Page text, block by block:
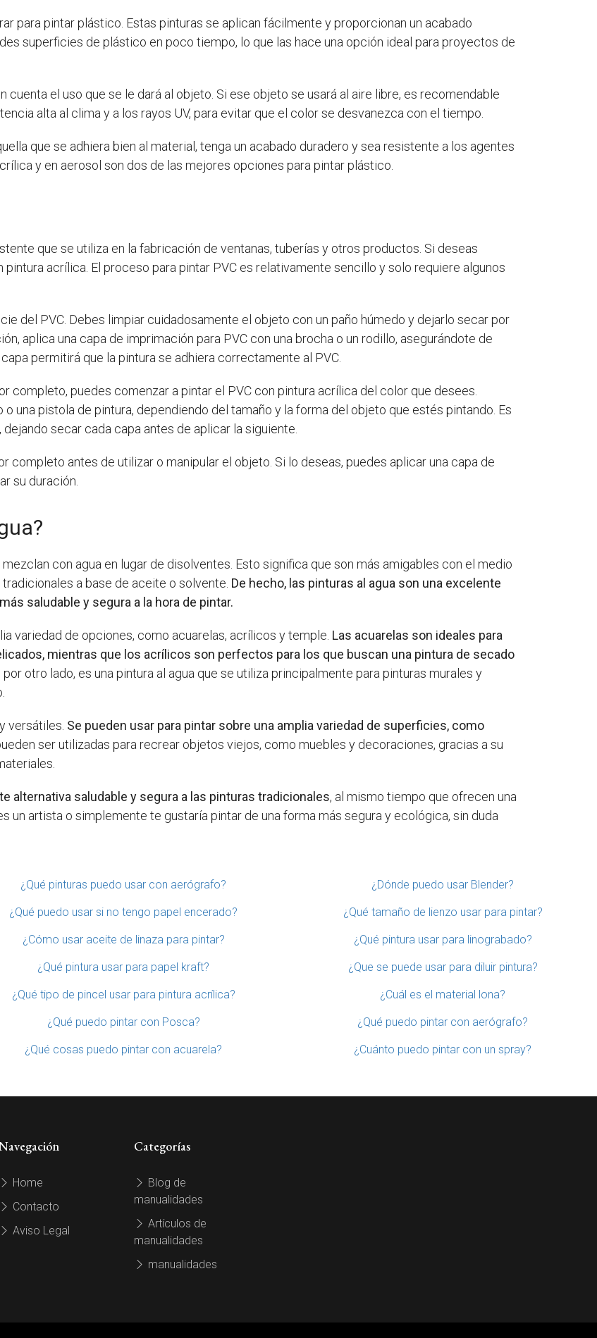
para pintar plástico. Estas pinturas se aplican fácilmente y proporcionan un acabado
superficies de plástico en poco tiempo, lo que las hace una opción ideal para proyectos de
cuenta el uso que se le dará al objeto. Si ese objeto se usará al aire libre, es recomendable
alta al clima y a los rayos UV, para evitar que el color se desvanezca con el tiempo.
que se adhiera bien al material, tenga un acabado duradero y sea resistente a los agentes
y en aerosol son dos de las mejores opciones para pintar plástico.
que se utiliza en la fabricación de ventanas, tuberías y otros productos. Si deseas
acrílica. El proceso para pintar PVC es relativamente sencillo y solo requiere algunos
del PVC. Debes limpiar cuidadosamente el objeto con un paño húmedo y dejarlo secar por
aplica una capa de imprimación para PVC con una brocha o un rodillo, asegurándote de
permitirá que la pintura se adhiera correctamente al PVC.
completo, puedes comenzar a pintar el PVC con pintura acrílica del color que desees.
una pistola de pintura, dependiendo del tamaño y la forma del objeto que estés pintando. Es
secar cada capa antes de aplicar la siguiente.
completo antes de utilizar o manipular el objeto. Si lo deseas, puedes aplicar una capa de
su duración.
con agua en lugar de disolventes. Esto significa que son más amigables con el medio
a base de aceite o solvente. De hecho, las pinturas al agua son una excelente
saludable y segura a la hora de pintar.
variedad de opciones, como acuarelas, acrílicos y temple. Las acuarelas son ideales para
mientras que los acrílicos son perfectos para los que buscan una pintura de secado
por otro lado, es una pintura al agua que se utiliza principalmente para pinturas murales y
versátiles. Se pueden usar para pintar sobre una amplia variedad de superficies, como
ser utilizadas para recrear objetos viejos, como muebles y decoraciones, gracias a su
alternativa saludable y segura a las pinturas tradicionales, al mismo tiempo que ofrecen una
un artista o simplemente te gustaría pintar de una forma más segura y ecológica, sin duda
¿Qué pinturas puedo usar con aerógrafo? ¿Dónde puedo usar Blender?
¿Qué puedo usar si no tengo papel encerado? ¿Qué tamaño de lienzo usar para pintar?
¿Cómo usar aceite de linaza para pintar? ¿Qué pintura usar para linograbado?
¿Qué pintura usar para papel kraft? ¿Que se puede usar para diluir pintura?
¿Qué tipo de pincel usar para pintura acrílica? ¿Cuál es el material lona?
¿Qué puedo pintar con Posca? ¿Qué puedo pintar con aerógrafo?
¿Qué cosas puedo pintar con acuarela? ¿Cuánto puedo pintar con un spray?
Home
Contacto
Aviso Legal
Categorías
Blog de
manualidades
Artículos de
manualidades
manualidades